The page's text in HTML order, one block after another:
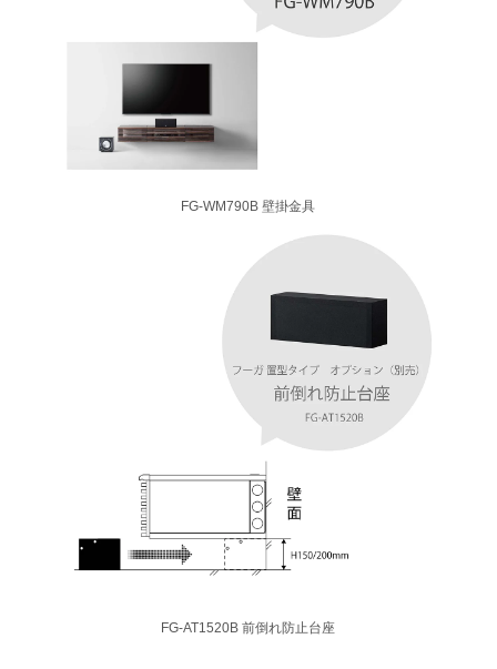
FG-WM790B 壁掛金具
FG-AT1520B 前倒れ防止台座